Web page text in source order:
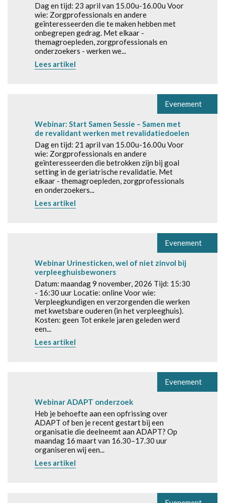
Dag en tijd: 23 april van 15.00u-16.00u Voor
wie: Zorgprofessionals en andere
geïnteresseerden die te maken hebben met
onbegrepen gedrag. Met elkaar -
themagroepleden, zorgprofessionals en
onderzoekers - werken we...
Lees artikel
Evenement
Webinar: Start Samen Sessie – Samen met
de revalidant werken met revalidatiedoelen
Dag en tijd: 21 april van 15.00u-16.00u Voor
wie: Zorgprofessionals en andere
geïnteresseerden die betrokken zijn bij goal
setting in de geriatrische revalidatie. Met
elkaar - themagroepleden, zorgprofessionals
en onderzoekers...
Lees artikel
Evenement
Webinar Urinesticken, wel of niet zinvol bij
verpleeghuisbewoners
Datum: maandag 9 november, 2026 Tijd: 15:30
- 16:30 uur Locatie: online Voor wie:
Verpleegkundigen en verzorgenden die werken
met kwetsbare ouderen (in het verpleeghuis).
Kosten: geen Tot enkele jaren geleden werd
een...
Lees artikel
Evenement
Webinar ADAPT onderzoek
Heb je behoefte aan een opfrissing over
ADAPT of ben je recent gestart bij een
organisatie die deelneemt aan ADAPT? Op
maandag 16 maart van 16.30–17.30 uur
organiseren wij een...
Lees artikel